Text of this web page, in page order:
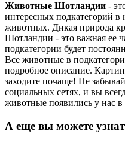
Животные Шотландии -
интересных подкатегорий
животных. Дикая природа
Шотландии - это важная ее
подкатегории будет
Все животные в
подробное описание.
заходите почаще! Не
социальных сетях, и вы
животные появились у нас
А еще вы можете